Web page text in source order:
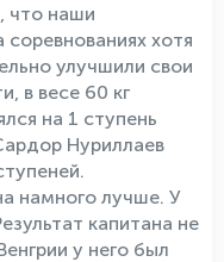
что наши
хотя
улучшили свои
в весе 60 кг
на 1 ступень
Нуриллаев
намного лучше. У
капитана не
у него был